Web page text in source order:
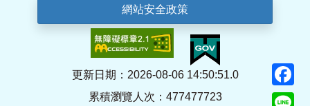
網站安全政策
更新日期：2026-08-06 14:50:51.0
累積瀏覽人次：477477723